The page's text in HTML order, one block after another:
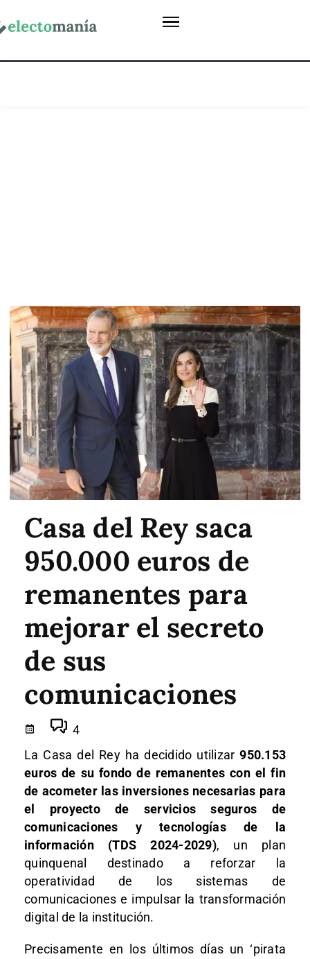
Casa del Rey saca
950.000 euros de
remanentes para
mejorar el secreto
de sus
comunicaciones
4
La Casa del Rey ha decidido utilizar950.153
euros de su fondo de remanentes con el fin
de acometer las inversiones necesarias para
el proyecto de servicios seguros de
comunicaciones y tecnologías de la
información (TDS 2024-2029), un plan
quinquenal destinado a reforzar la
operatividad de los sistemas de
comunicaciones e impulsar la transformación
digital de la institución.
Precisamente en los últimos días un ‘pirata